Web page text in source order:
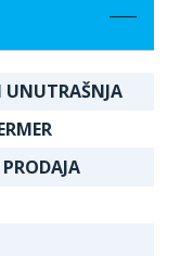
UNUTRAŠNJA